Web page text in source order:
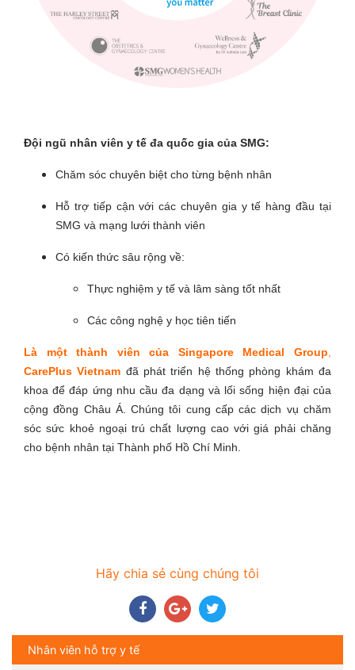
Đội ngũ nhân viên y tế đa quốc gia của SMG:
Chăm sóc chuyên biệt cho từng bệnh nhân
Hỗ trợ tiếp cận với các chuyên gia y tế hàng đầu tại
SMG và mạng lưới thành viên
Có kiến thức sâu rộng về:
Thực nghiệm y tế và lâm sàng tốt nhất
Các công nghệ y học tiên tiến
Là một thành viên của Singapore Medical Group,
CarePlus Vietnam đã phát triển hệ thống phòng khám đa
khoa để đáp ứng nhu cầu đa dạng và lối sống hiện đại của
cộng đồng Châu Á. Chúng tôi cung cấp các dịch vụ chăm
sóc sức khoẻ ngoại trú chất lượng cao với giá phải chăng
cho bệnh nhân tại Thành phố Hồ Chí Minh.
Hãy chia sẻ cùng chúng tôi
Nhân viên hỗ trợ y tế